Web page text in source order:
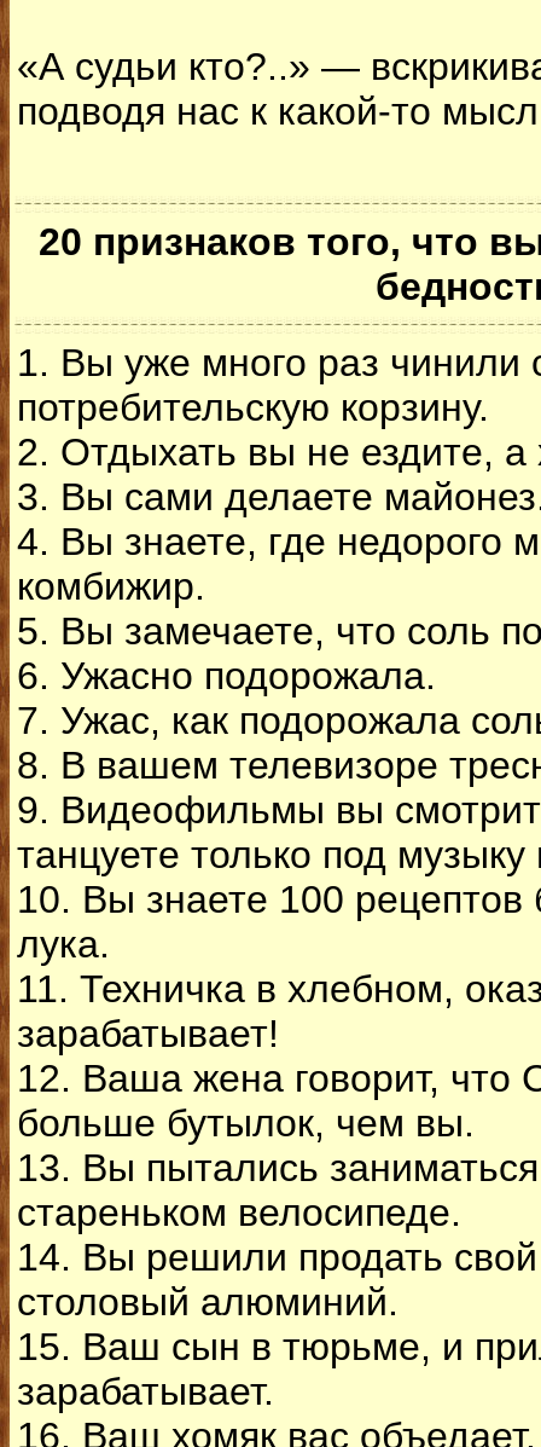
«А судьи кто?..» —
подводя нас к какой-то
20 признаков того, что
1. Вы уже много раз чинили
потребительскую корзину.
2. Отдыхать вы не ездите, а
3. Вы сами делаете
4. Вы знаете, где недорого
комбижир.
5. Вы замечаете, что соль
6. Ужасно подорожала.
7. Ужас, как подорожала
8. В вашем телевизоре
9. Видеофильмы вы
танцуете только под
10. Вы знаете 100
лука.
11. Техничка в хлебном,
зарабатывает!
12. Ваша жена говорит, что
больше бутылок, чем вы.
13. Вы пытались
стареньком велосипеде.
14. Вы решили продать
столовый алюминий.
15. Ваш сын в тюрьме, и
зарабатывает.
16. Ваш хомяк вас